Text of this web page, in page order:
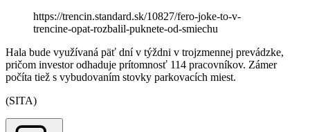
https://trencin.standard.sk/10827/fero-joke-to-v-
trencine-opat-rozbalil-puknete-od-smiechu
Hala bude využívaná päť dní v týždni v trojzmennej prevádzke,
pričom investor odhaduje prítomnosť 114 pracovníkov. Zámer
počíta tiež s vybudovaním stovky parkovacích miest.
(SITA)